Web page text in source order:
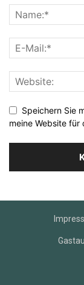
Speichern Sie
meine Website für